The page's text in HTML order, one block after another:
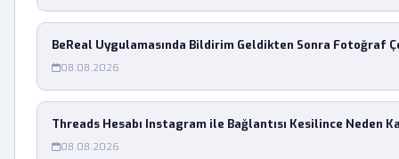
BeReal Uygulamasında Bildirim Geldikten Sonra Fotoğraf
08.08.2026
Threads Hesabı Instagram ile Bağlantısı Kesilince Neden
08.08.2026